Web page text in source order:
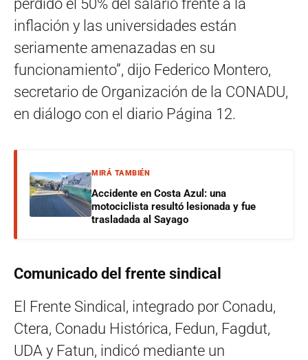
perdido el 50% del salario frente a la
inflación y las universidades están
seriamente amenazadas en su
funcionamiento”, dijo Federico Montero,
secretario de Organización de la CONADU,
en diálogo con el diario Página 12.
MIRÁ TAMBIÉN
Accidente en Costa Azul: una
motociclista resultó lesionada y fue
trasladada al Sayago
Comunicado del frente sindical
El Frente Sindical, integrado por Conadu,
Ctera, Conadu Histórica, Fedun, Fagdut,
UDA y Fatun, indicó mediante un